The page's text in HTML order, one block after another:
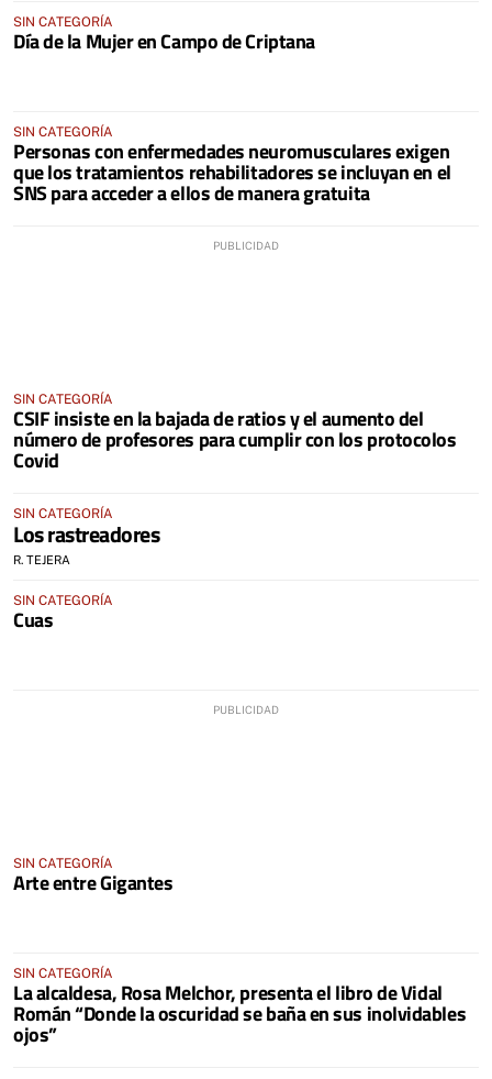
SIN CATEGORÍA
Día de la Mujer en Campo de Criptana
SIN CATEGORÍA
Personas con enfermedades neuromusculares exigen
que los tratamientos rehabilitadores se incluyan en el
SNS para acceder a ellos de manera gratuita
SIN CATEGORÍA
CSIF insiste en la bajada de ratios y el aumento del
número de profesores para cumplir con los protocolos
Covid
SIN CATEGORÍA
Los rastreadores
R. TEJERA
SIN CATEGORÍA
Cuas
SIN CATEGORÍA
Arte entre Gigantes
SIN CATEGORÍA
La alcaldesa, Rosa Melchor, presenta el libro de Vidal
Román “Donde la oscuridad se baña en sus inolvidables
ojos”